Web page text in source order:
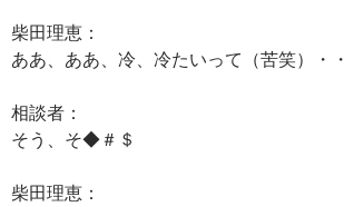
柴田理恵：
ああ、ああ、冷、冷たいって（苦笑）・・
相談者：
そう、そ◆＃＄
柴田理恵：